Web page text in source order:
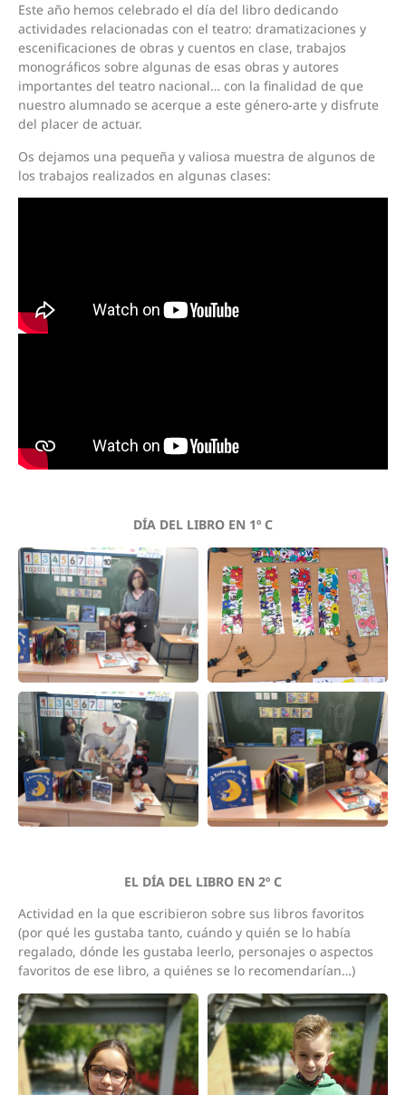
Este año hemos celebrado el día del libro dedicando
actividades relacionadas con el teatro: dramatizaciones y
escenificaciones de obras y cuentos en clase, trabajos
monográficos sobre algunas de esas obras y autores
importantes del teatro nacional… con la finalidad de que
nuestro alumnado se acerque a este género-arte y disfrute
del placer de actuar.
Os dejamos una pequeña y valiosa muestra de algunos de
los trabajos realizados en algunas clases:
DÍA DEL LIBRO EN 1º C
EL DÍA DEL LIBRO EN 2º C
Actividad en la que escribieron sobre sus libros favoritos
(por qué les gustaba tanto, cuándo y quién se lo había
regalado, dónde les gustaba leerlo, personajes o aspectos
favoritos de ese libro, a quiénes se lo recomendarían…)